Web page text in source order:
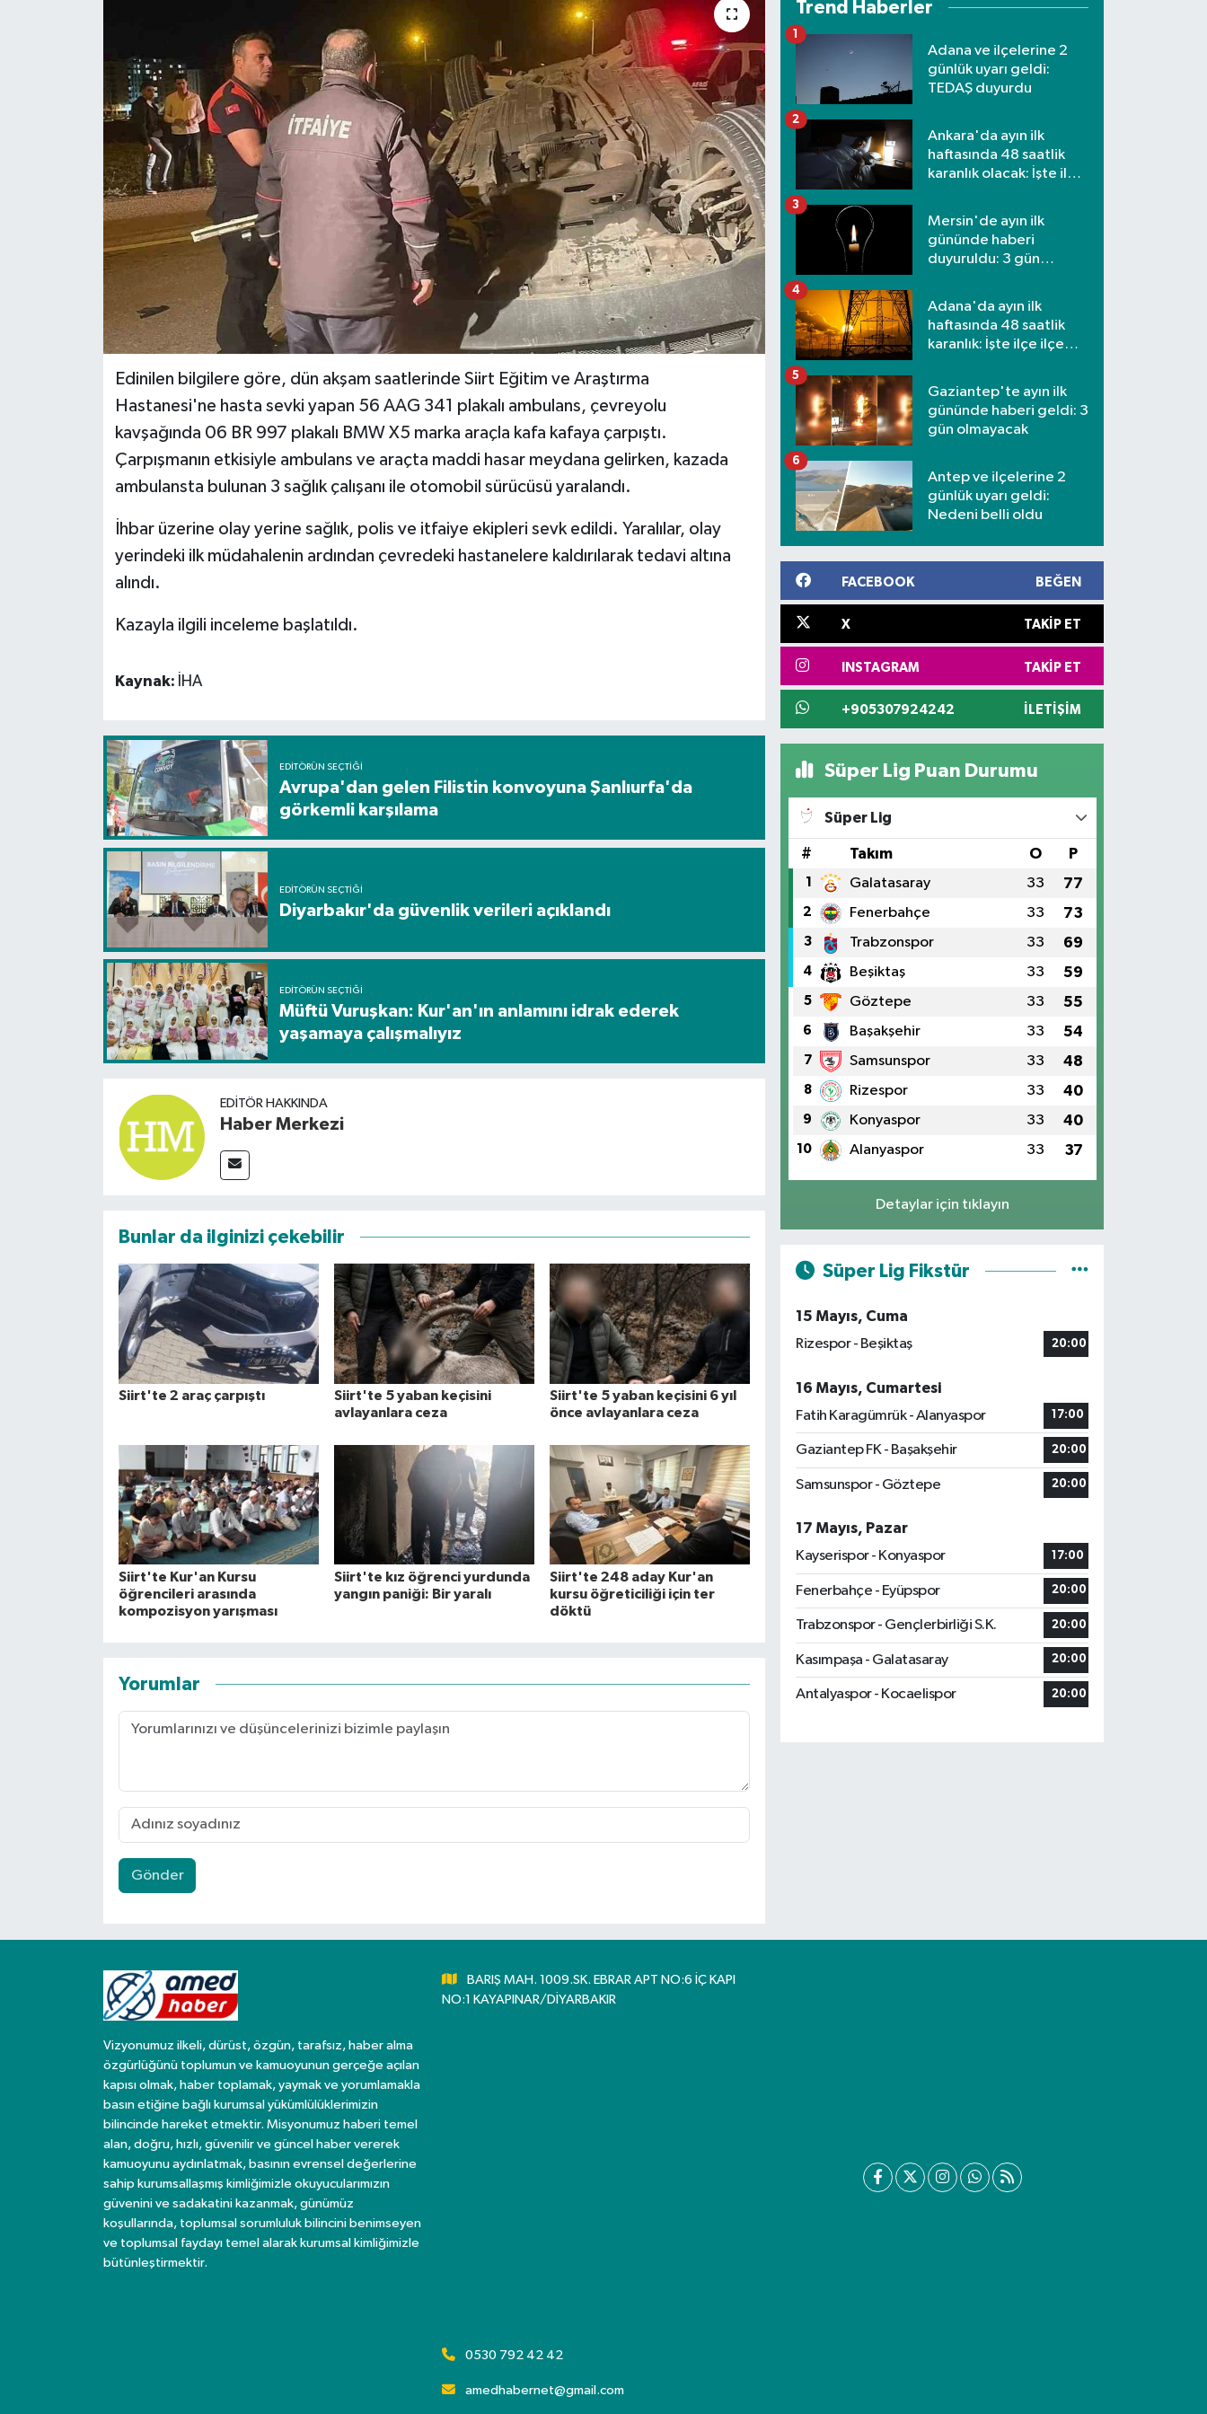
Edinilen bilgilere göre, dün akşam saatlerinde Siirt Eğitim ve Araştırma
Hastanesi'ne hasta sevki yapan 56 AAG 341 plakalı ambulans, çevreyolu
kavşağında 06 BR 997 plakalı BMW X5 marka araçla kafa kafaya çarpıştı.
Çarpışmanın etkisiyle ambulans ve araçta maddi hasar meydana gelirken, kazada
ambulansta bulunan 3 sağlık çalışanı ile otomobil sürücüsü yaralandı.
İhbar üzerine olay yerine sağlık, polis ve itfaiye ekipleri sevk edildi. Yaralılar, olay
yerindeki ilk müdahalenin ardından çevredeki hastanelere kaldırılarak tedavi altına
alındı.
Kazayla ilgili inceleme başlatıldı.
Kaynak: İHA
EDITÖRÜN SEÇTIĞI
Avrupa'dan gelen Filistin konvoyuna Şanlıurfa'da
görkemli karşılama
EDITÖRÜN SEÇTIĞI
Diyarbakır'da güvenlik verileri açıklandı
EDITÖRÜN SEÇTIĞI
Müftü Vuruşkan: Kur'an'ın anlamını idrak ederek
yaşamaya çalışmalıyız
EDITÖR HAKKINDA
Haber Merkezi
Bunlar da ilginizi çekebilir
Siirt'te 2 araç çarpıştı
Siirt'te 5 yaban keçisini
avlayanlara ceza
Siirt'te 5 yaban keçisini 6 yıl
önce avlayanlara ceza
Siirt'te Kur'an Kursu
öğrencileri arasında
kompozisyon yarışması
Siirt'te kız öğrenci yurdunda
yangın paniği: Bir yaralı
Siirt'te 248 aday Kur'an
kursu öğreticiliği için ter
döktü
Yorumlar
Gönder
Trend Haberler
Adana ve ilçelerine 2
günlük uyarı geldi:
TEDAŞ duyurdu
1
Ankara'da ayın ilk
haftasında 48 saatlik
karanlık olacak: İşte ilçe
2
Mersin'de ayın ilk
gününde haberi
duyuruldu: 3 gün
3
Adana'da ayın ilk
haftasında 48 saatlik
karanlık: İşte ilçe ilçe
4
Gaziantep'te ayın ilk
gününde haberi geldi: 3
gün olmayacak
5
Antep ve ilçelerine 2
günlük uyarı geldi:
Nedeni belli oldu
6
FACEBOOK BEĞEN
X TAKIP ET
INSTAGRAM TAKIP ET
+905307924242 İLETIŞIM
Süper Lig Puan Durumu
Süper Lig
# Takım O P
1 Galatasaray 33 77
2 Fenerbahçe 33 73
3 Trabzonspor 33 69
4 Beşiktaş 33 59
5 Göztepe 33 55
6 Başakşehir 33 54
7 Samsunspor 33 48
8 Rizespor 33 40
9 Konyaspor 33 40
10 Alanyaspor 33 37
Detaylar için tıklayın
Süper Lig Fikstür
15 Mayıs, Cuma
Rizespor - Beşiktaş
20:00
16 Mayıs, Cumartesi
Fatih Karagümrük - Alanyaspor
17:00
Gaziantep FK - Başakşehir 20:00
Samsunspor - Göztepe 20:00
17 Mayıs, Pazar
Kayserispor - Konyaspor
17:00
Fenerbahçe - Eyüpspor 20:00
Trabzonspor - Gençlerbirliği S.K. 20:00
Kasımpaşa - Galatasaray 20:00
Antalyaspor - Kocaelispor 20:00
Vizyonumuz ilkeli, dürüst, özgün, tarafsız, haber alma
özgürlüğünü toplumun ve kamuoyunun gerçeğe açılan
kapısı olmak, haber toplamak, yaymak ve yorumlamakla
basın etiğine bağlı kurumsal yükümlülüklerimizin
bilincinde hareket etmektir. Misyonumuz haberi temel
alan, doğru, hızlı, güvenilir ve güncel haber vererek
kamuoyunu aydınlatmak, basının evrensel değerlerine
sahip kurumsallaşmış kimliğimizle okuyucularımızın
güvenini ve sadakatini kazanmak, günümüz
koşullarında, toplumsal sorumluluk bilincini benimseyen
ve toplumsal faydayı temel alarak kurumsal kimliğimizle
bütünleştirmektir.
BARIŞ MAH. 1009.SK. EBRAR APT NO:6 İÇ KAPI
NO:1 KAYAPINAR/DİYARBAKIR
0530 792 42 42
amedhabernet@gmail.com
Gündem
İlim & İrfan
Kültür & Sanat
Sağlık & Yaşam